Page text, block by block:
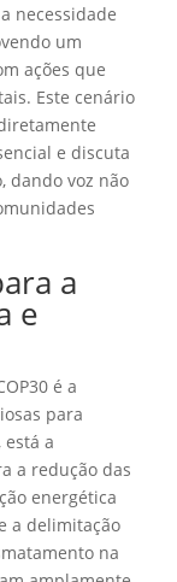
necessidade
um
ações que
Este cenário
e discuta
dando voz não
a
e
é a
para
a
a redução das
energética
a delimitação
na